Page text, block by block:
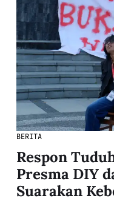
BERITA
Respon
Presma DIY
Suarakan